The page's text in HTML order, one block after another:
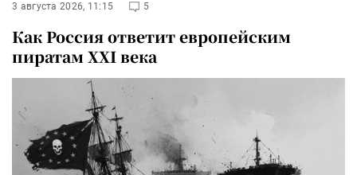
3 августа 2026, 11:15 5
Как Россия ответит европейским
пиратам XXI века